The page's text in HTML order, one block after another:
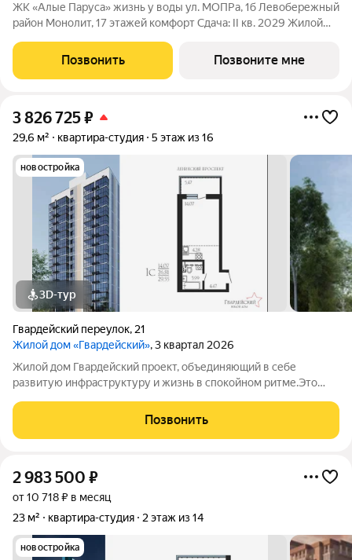
ЖК «Алые Паруса» жизнь у воды ул. МОПРа, 1б Левобережный
район Монолит, 17 этажей комфорт Сдача: II кв. 2029 Жилой
До центра 1015 минут. Преимущества: Локация у воды и парка
Видовые
Позвонить Позвоните мне
3 826 725₽
29,6 м² квартира-студия 5 этаж из 16
новостройка
3D-тур
Гвардейский переулок, 21
Жилой дом «Гвардейский», 3 квартал 2026
Жилой дом Гвардейский проект, объединяющий в себе
развитую инфраструктуру и жизнь в спокойном ритме.Это
по технологии монолитного домостроения. На каждом этаже
всего 9 квартир.Комфортное
Позвонить
2 983 500 ₽
от 10 718 ₽ в месяц
23 м²
квартира-студия 2 этаж из 14
новостройка